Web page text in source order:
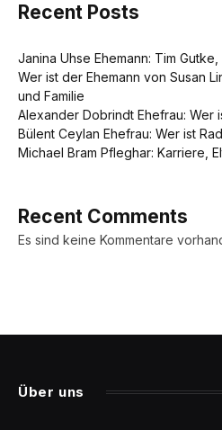
Recent Posts
Janina Uhse Ehemann: Tim
Wer ist der Ehemann von Susan
und Familie
Alexander Dobrindt Ehefrau: Wer
Bülent Ceylan Ehefrau: Wer ist
Michael Bram Pfleghar: Karriere,
Recent Comments
Es sind keine Kommentare
Über uns